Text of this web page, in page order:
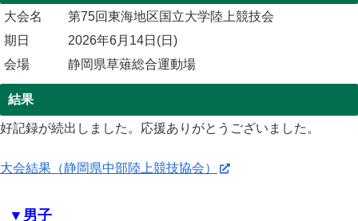
大会名
第75回東海地区国立大学陸上競技会
期日
2026年6月14日(日)
会場
静岡県草薙総合運動場
結果
好記録が続出しました。応援ありがとうございました。
大会結果（静岡県中部陸上競技協会）
▼男子